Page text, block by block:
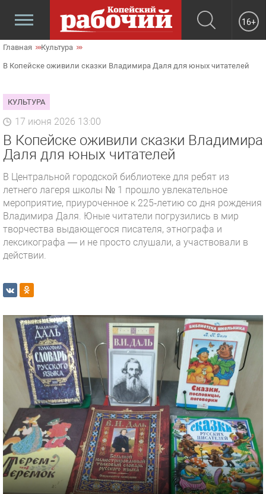
16+
Главная Культура
В Копейске оживили сказки Владимира Даля для юных читателей
КУЛЬТУРА
17 июня 2026 13:00
В Копейске оживили сказки Владимира
Даля для юных читателей
В Центральной городской библиотеке для ребят из
летнего лагеря школы № 1 прошло увлекательное
мероприятие, приуроченное к 225‑летию со дня рождения
Владимира Даля. Юные читатели погрузились в мир
творчества выдающегося писателя, этнографа и
лексикографа — и не просто слушали, а участвовали в
действии.